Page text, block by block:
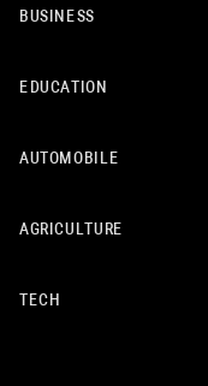
BUSINESS
EDUCATION
AUTOMOBILE
AGRICULTURE
TECH